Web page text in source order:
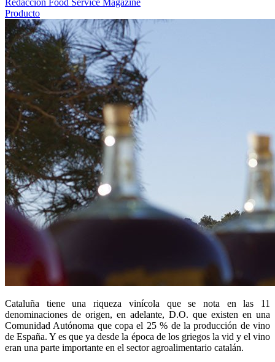
Producto
Cataluña tiene una riqueza vinícola que se nota en las 11
denominaciones de origen, en adelante, D.O. que existen en una
Comunidad Autónoma que copa el 25 % de la producción de vino
de España. Y es que ya desde la época de los griegos la vid y el vino
eran una parte importante en el sector agroalimentario catalán.